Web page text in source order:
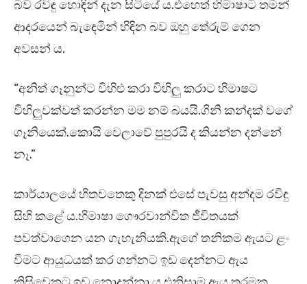
බව රවිඳු හොඳින් දැන සිටියේ ය.එහෙත් හිමාෂාට තමන්
ආදරයෙන් බැඳෙමින් හිඳින බව ඔහු තේරුම් ගෙන
අවසන් ය.
“අනිත් ගෑනුන්ට විහිළු කරා විහිලු කරාට හිමාෂට
විහිලුවක්වත් කරන්න මම නම් බයයි.ගිනි කන්දක් වගේ
ගෑනියෙක්.කොයි වෙලාවේ පුපුරයි ද කියන්න දන්නේ
නෑ.”
කාර්යාලයේ හිතවතෙකු දිනක් එසේ පැවසු අන්දම රවිඳු
සිහි කළේ ය.හිමාෂා ගෞරවාන්විත ජීවිතයක්
පවත්වාගෙන යන ගැහැනියකි.ඇගේ තනිකම ඇයට ළං
වීමට ආයුධයක් කර ගන්නට ඉඩ දෙන්නට ඇය